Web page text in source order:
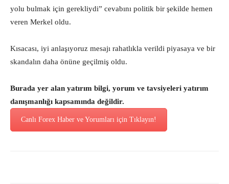
yolu bulmak için gerekliydi” cevabını politik bir şekilde hemen
veren Merkel oldu.
Kısacası, iyi anlaşıyoruz mesajı rahatlıkla verildi piyasaya ve bir
skandalın daha önüne geçilmiş oldu.
Burada yer alan yatırım bilgi, yorum ve tavsiyeleri yatırım
danışmanlığı kapsamında değildir.
Canlı Forex Haber ve Yorumları için Tıklayın!